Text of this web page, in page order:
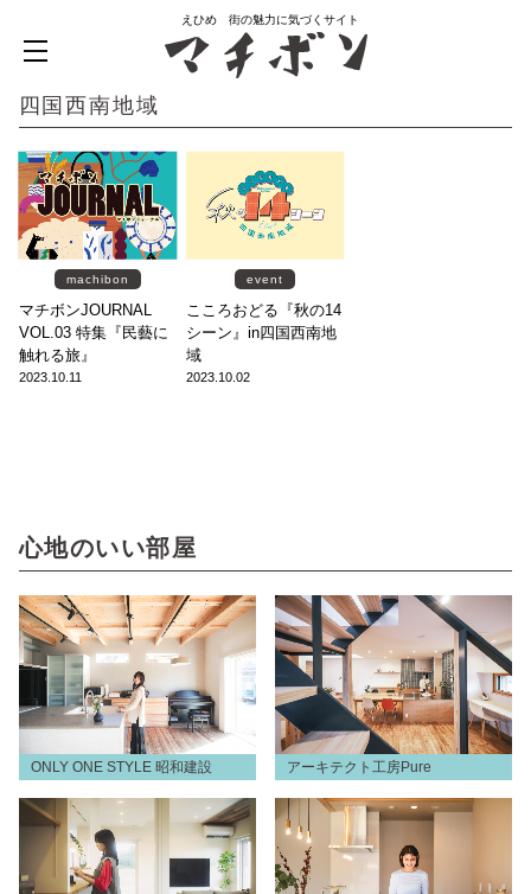
えひめ 街の魅力に気づくサイト
四国西南地域
machibon
マチボンJOURNAL
VOL.03 特集『民藝に
触れる旅』
2023.10.11
event
こころおどる『秋の14
シーン』in四国西南地
域
2023.10.02
心地のいい部屋
ONLY ONE STYLE 昭和建設 アーキテクト工房Pure